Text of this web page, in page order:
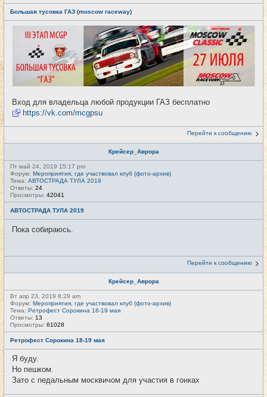
Большая тусовка ГАЗ (moscow raceway)
Вход для владельца любой продукции ГАЗ бесплатно
https://vk.com/mcgpsu
Перейти к сообщению
Крейсер_Аврора
Пт май 24, 2019 15:17 pm
Форум: Мероприятия, где участвовал клуб (фото-архив)
Тема: АВТОСТРАДА ТУЛА 2019
Ответы: 24
Просмотры: 42041
АВТОСТРАДА ТУЛА 2019
Пока собираюсь.
Перейти к сообщению
Крейсер_Аврора
Вт апр 23, 2019 8:29 am
Форум: Мероприятия, где участвовал клуб (фото-архив)
Тема: Ретрофест Сорокина 18-19 мая
Ответы: 13
Просмотры: 61028
Ретрофест Сорокина 18-19 мая
Я буду.
Но пешком.
Зато с педальным москвичом для участия в гонках